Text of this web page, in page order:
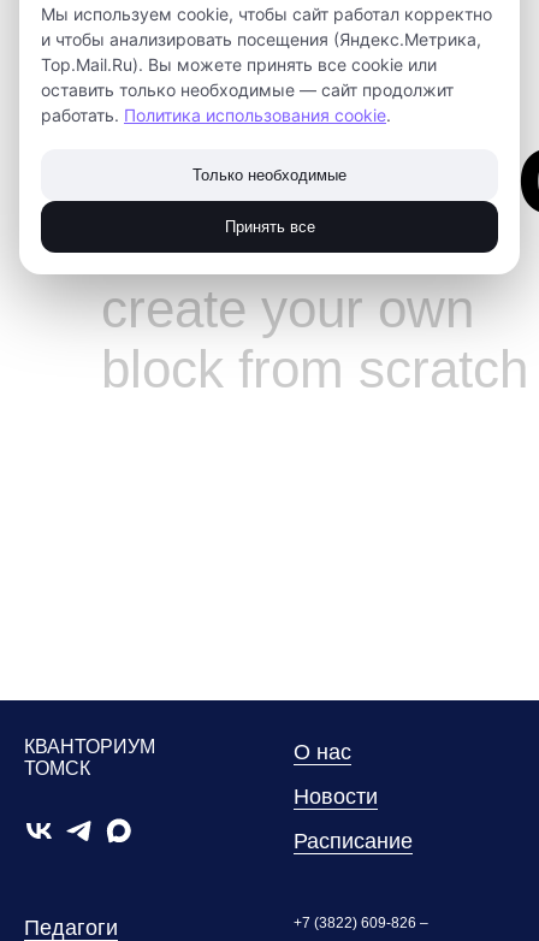
Zero
create your own
block from scratch
КВАНТОРИУМ
ТОМСК
О нас
Новости
Расписание
Педагоги
+7 (3822) 609-826 –
Мы используем cookie, чтобы сайт работал корректно
и чтобы анализировать посещения (Яндекс.Метрика,
Top.Mail.Ru). Вы можете принять все cookie или
оставить только необходимые — сайт продолжит
работать. Политика использования cookie.
Только необходимые
Принять все